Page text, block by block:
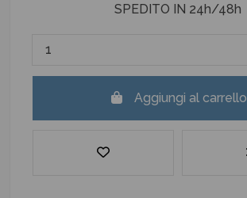
SPEDITO IN 24h/48h
Aggiungi al carrello